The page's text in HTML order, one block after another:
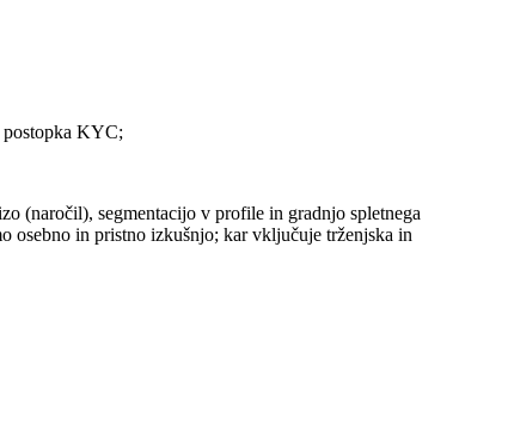
postopka KYC;
(naročil), segmentacijo v profile in gradnjo spletnega
osebno in pristno izkušnjo; kar vključuje trženjska in